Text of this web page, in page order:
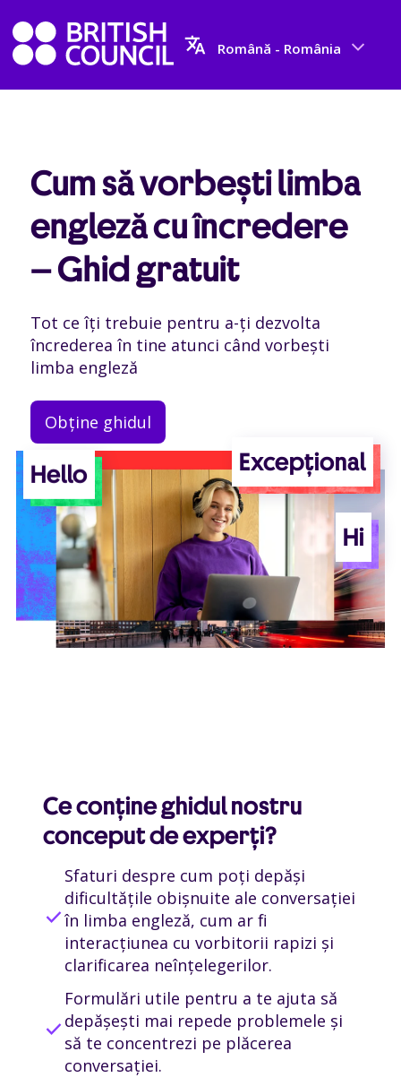
Română - România
Cum să vorbești limba
engleză cu încredere
– Ghid gratuit
Tot ce îți trebuie pentru a-ți dezvolta
încrederea în tine atunci când vorbești
limba engleză
Obține ghidul
Hello
Hi
Excepțional
Ce conține ghidul nostru
conceput de experți?
check
Sfaturi despre cum poți depăși
dificultățile obișnuite ale conversației
în limba engleză, cum ar fi
interacțiunea cu vorbitorii rapizi și
clarificarea neînțelegerilor.
check
Formulări utile pentru a te ajuta să
depășești mai repede problemele și
să te concentrezi pe plăcerea
conversației.